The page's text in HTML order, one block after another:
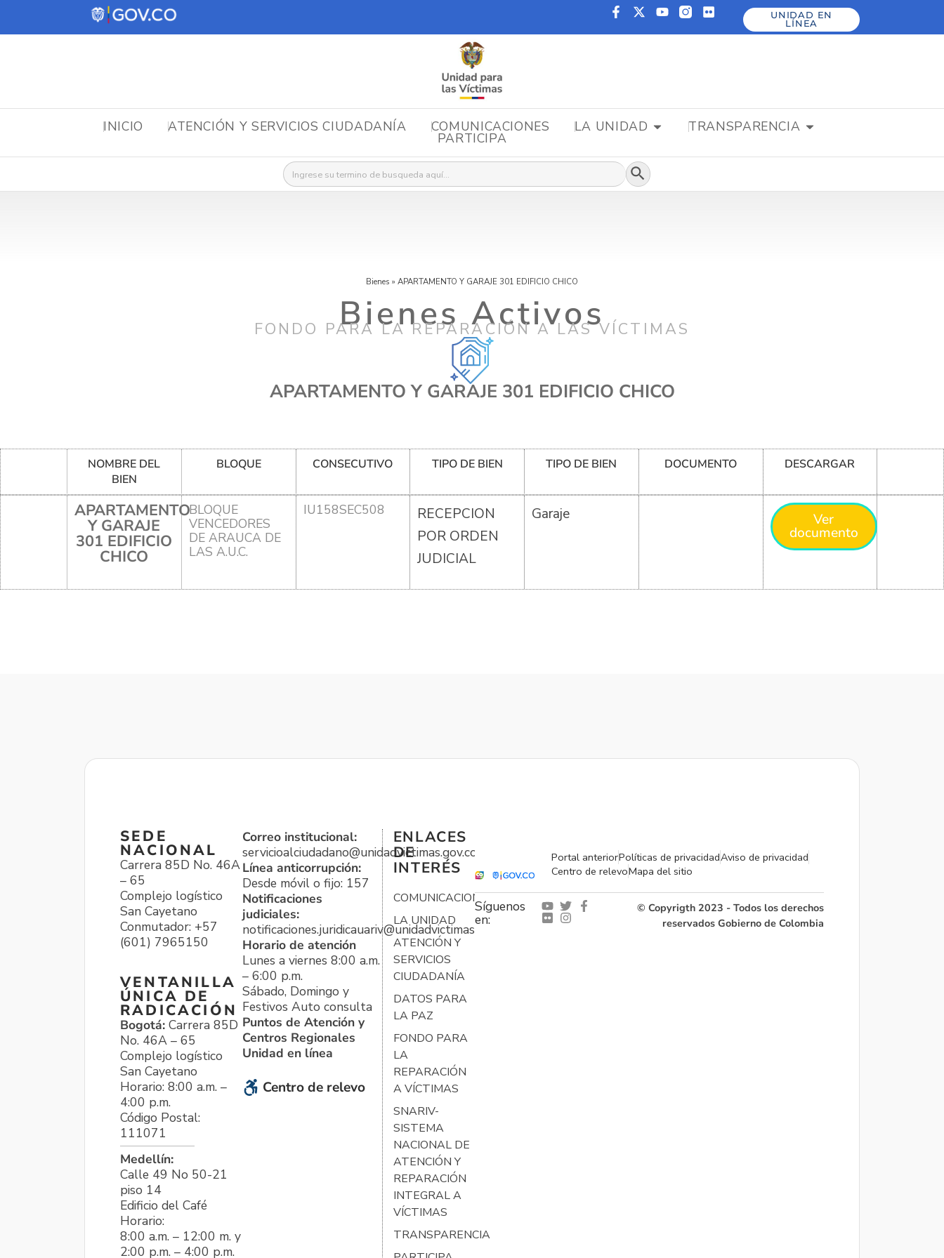
UNIDAD EN
LÍNEA
INICIO ATENCIÓN Y SERVICIOS CIUDADANÍA COMUNICACIONES LA UNIDAD TRANSPARENCIA
PARTICIPA
Buscar: Botón de búsqueda
Bienes » APARTAMENTO Y GARAJE 301 EDIFICIO CHICO
Bienes Activos
FONDO PARA LA REPARACIÓN A LAS VÍCTIMAS
APARTAMENTO Y GARAJE 301 EDIFICIO CHICO
NOMBRE DEL
BIEN
BLOQUE CONSECUTIVO TIPO DE BIEN TIPO DE BIEN DOCUMENTO DESCARGAR
APARTAMENTO
Y GARAJE
301 EDIFICIO
CHICO
BLOQUE
VENCEDORES
DE ARAUCA DE
LAS A.U.C.
IU158SEC508
RECEPCION
POR ORDEN
JUDICIAL
Garaje Ver
documento
SEDE
NACIONAL
Carrera 85D No. 46A
– 65
Complejo logístico
San Cayetano
Conmutador: +57
(601) 7965150
VENTANILLA
ÚNICA DE
RADICACIÓN
Bogotá: Carrera 85D
No. 46A – 65
Complejo logístico
San Cayetano
Horario: 8:00 a.m. –
4:00 p.m.
Código Postal:
111071
Medellín:
Calle 49 No 50-21
piso 14
Edificio del Café
Horario:
8:00 a.m. – 12:00 m. y
2:00 p.m. – 4:00 p.m.
Correo institucional:
servicioalciudadano@unidadvictimas.gov.co
Línea anticorrupción:
Desde móvil o fijo: 157
Notificaciones
judiciales:
notificaciones.juridicauariv@unidadvictimas.gov.co
Horario de atención
Lunes a viernes 8:00 a.m.
– 6:00 p.m.
Sábado, Domingo y
Festivos Auto consulta
Puntos de Atención y
Centros Regionales
Unidad en línea
Centro de relevo
ENLACES
DE
INTERÉS
COMUNICACIONES
LA UNIDAD
ATENCIÓN Y
SERVICIOS
CIUDADANÍA
DATOS PARA
LA PAZ
FONDO PARA
LA
REPARACIÓN
A VÍCTIMAS
SNARIV-
SISTEMA
NACIONAL DE
ATENCIÓN Y
REPARACIÓN
INTEGRAL A
VÍCTIMAS
TRANSPARENCIA
Portal anteriorPolíticas de privacidadAviso de privacidad
Centro de relevoMapa del sitio
Síguenos
en:
© Copyrigth 2023 - Todos los derechos
reservados Gobierno de Colombia